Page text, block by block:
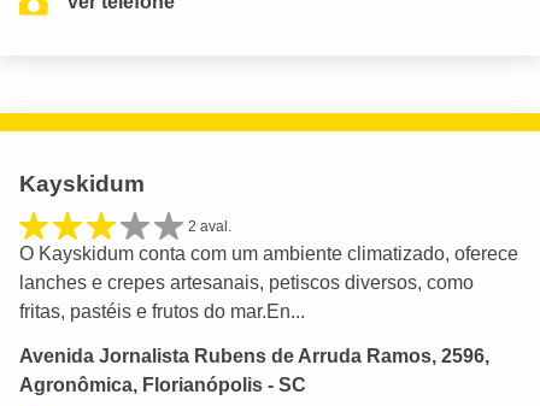
Kayskidum
2 aval.
O Kayskidum conta com um ambiente climatizado, oferece
lanches e crepes artesanais, petiscos diversos, como
fritas, pastéis e frutos do mar.En...
Avenida Jornalista Rubens de Arruda Ramos, 2596,
Agronômica, Florianópolis - SC